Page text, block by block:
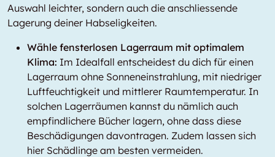
Auswahl leichter, sondern auch die anschliessende
Lagerung deiner Habseligkeiten.
Wähle fensterlosen Lagerraum mit optimalem
Klima: Im Idealfall entscheidest du dich für einen
Lagerraum ohne Sonneneinstrahlung, mit niedriger
Luftfeuchtigkeit und mittlerer Raumtemperatur. In
solchen Lagerräumen kannst du nämlich auch
empfindlichere Bücher lagern, ohne dass diese
Beschädigungen davontragen. Zudem lassen sich
hier Schädlinge am besten vermeiden.